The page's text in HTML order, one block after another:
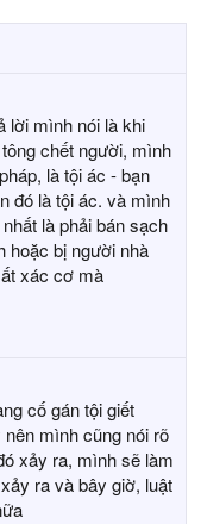
lời mình nói là khi
chết người, mình
là tội ác - bạn
đó là tội ác. và mình
là phải bán sạch
hoặc bị người nhà
xác cơ mà
cố gán tội giết
mình cũng nói rõ
xảy ra, mình sẽ làm
ra và bây giờ, luật